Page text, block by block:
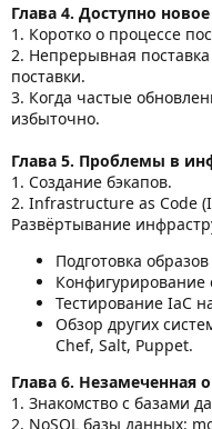
Глава 4. Доступно
1. Коротко о процессе
2. Непрерывная
поставки.
3. Когда частые
избыточно.
Глава 5. Проблемы в
1. Создание бэкапов.
2. Infrastructure as Code
Развёртывание
Подготовка
Тестирование IaC
Обзор других
Chef, Salt, Puppet.
Глава 6. Незамеченная
1. Знакомство с базами
2. NoSQL базы данных: